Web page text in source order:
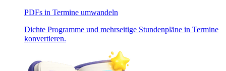
PDFs in Termine umwandeln
Dichte Programme und mehrseitige Stundenpläne in Termine
konvertieren.